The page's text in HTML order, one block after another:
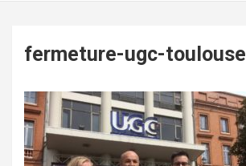
fermeture-ugc-toulouse